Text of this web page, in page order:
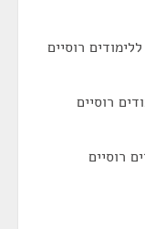
רוסיים
רוסיים
רוסיים